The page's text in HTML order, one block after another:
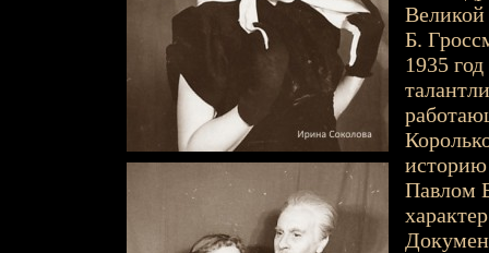
Великой
Б.
1935
историю
Павлом